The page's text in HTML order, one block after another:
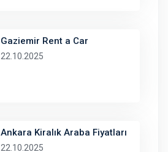
Gaziemir Rent a Car
22.10.2025
Ankara Kiralık Araba Fiyatları
22.10.2025